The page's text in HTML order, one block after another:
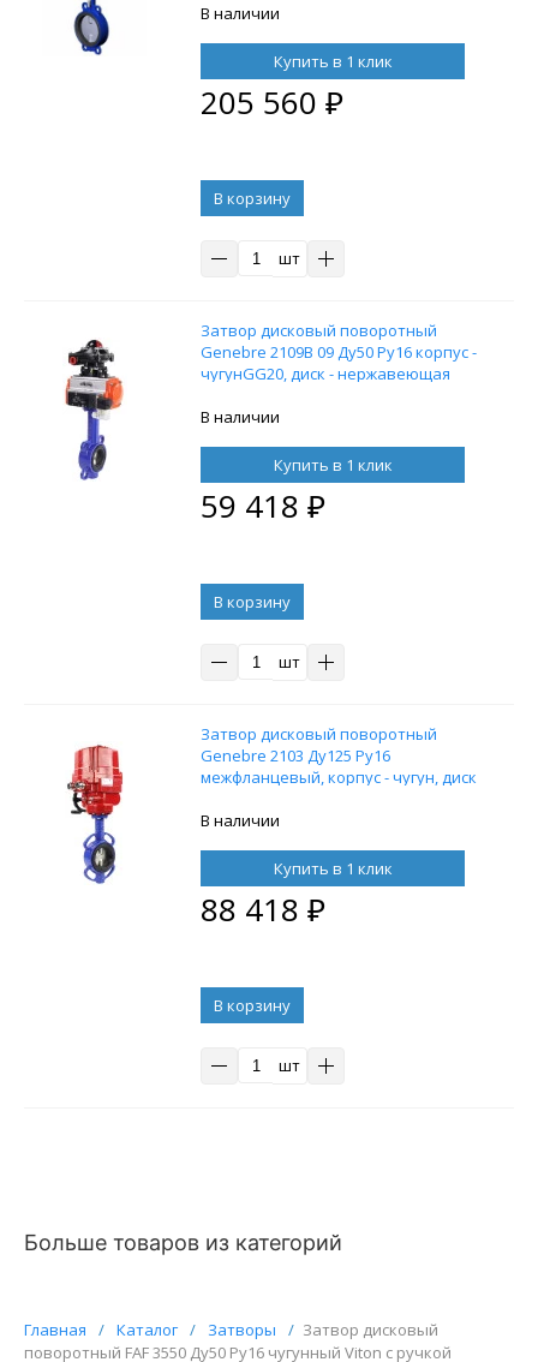
сталь, уплотнение NBR с
В наличии
Купить в 1 клик
205 560 ₽
В корзину
шт
Затвор дисковый поворотный
Genebre 2109В 09 Ду50 Ру16 корпус -
чугунGG20, диск - нержавеющая
пневмоприводом DN.ru SA-065 с
пневмораспределителем 4M310-08
24В и блоком концевых
выключателей APL-210N
В наличии
Купить в 1 клик
59 418 ₽
В корзину
шт
Затвор дисковый поворотный
Genebre 2103 Ду125 Ру16
межфланцевый, корпус - чугун, диск
DN.ru EX-010 24В
В наличии
Купить в 1 клик
88 418 ₽
В корзину
шт
Больше товаров из категорий
Главная / Каталог / Затворы / Затвор дисковый
поворотный FAF 3550 Ду50 Ру16 чугунный Viton с ручкой